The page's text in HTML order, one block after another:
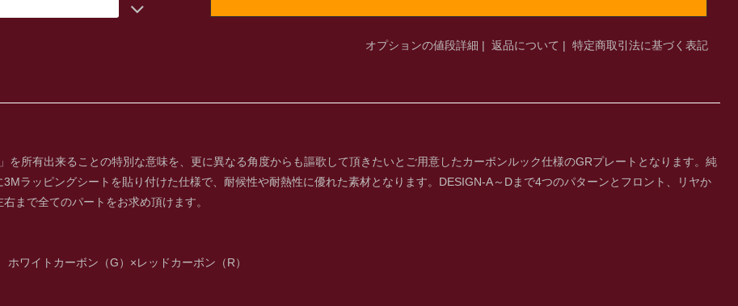
オプションの値段詳細 | 返品について | 特定商取引法に基づく表記
」を所有出来ることの特別な意味を、更に異なる角度からも謳歌して頂きたいとご用意したカーボンルック仕様のGRプレートとなります。純
3Mラッピングシートを貼り付けた仕様で、耐候性や耐熱性に優れた素材となります。DESIGN-A～Dまで4つのパターンとフロント、リヤか
右まで全てのパートをお求め頂けます。
ワイトカーボン（G）×レッドカーボン（R）